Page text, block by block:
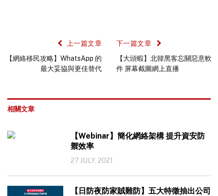
上一篇文章
【網絡移民攻略】WhatsApp 的
最大妥協與更佳替代
下一篇文章
【大頭蝦】北韓黑客忘關惡意軟
件 屏幕截圖網上直播
相關文章
【Webinar】簡化網絡架構 提升資安防
禦效率
27 JULY, 2021
【日防夜防家賊難防】五大特徵抽出公司